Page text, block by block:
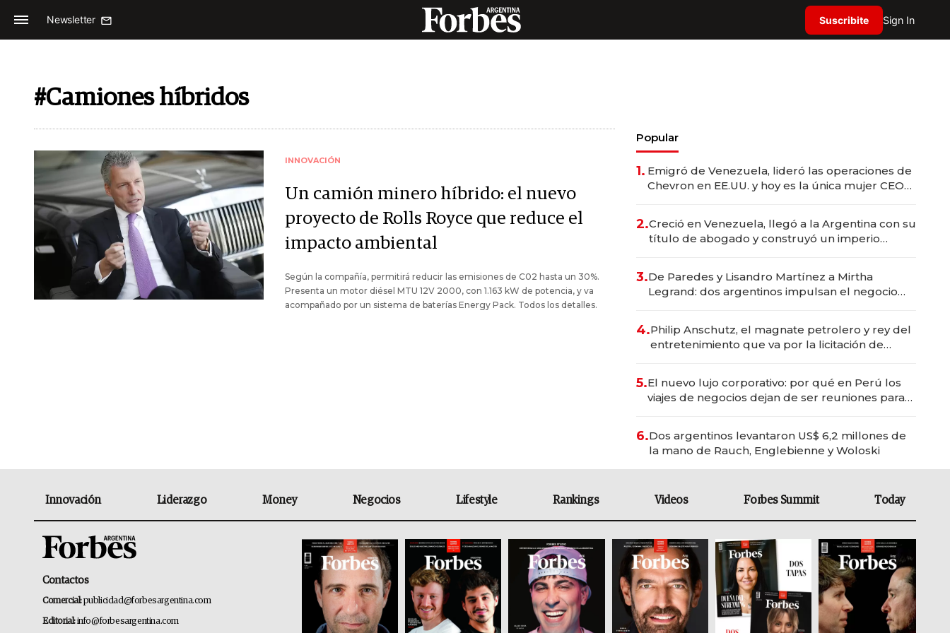
Newsletter Suscribite Sign In
#Camiones híbridos
INNOVACIÓN
Un camión minero híbrido: el nuevo
proyecto de Rolls Royce que reduce el
impacto ambiental
Según la compañía, permitirá reducir las emisiones de C02 hasta un 30%.
Presenta un motor diésel MTU 12V 2000, con 1.163 kW de potencia, y va
acompañado por un sistema de baterías Energy Pack. Todos los detalles.
Popular
1. Emigró de Venezuela, lideró las operaciones de
Chevron en EE.UU. y hoy es la única mujer CEO
2.Creció en Venezuela, llegó a la Argentina con su
título de abogado y construyó un imperio
3.De Paredes y Lisandro Martínez a Mirtha
Legrand: dos argentinos impulsan el negocio
4.Philip Anschutz, el magnate petrolero y rey del
entretenimiento que va por la licitación de
5.El nuevo lujo corporativo: por qué en Perú los
viajes de negocios dejan de ser reuniones para
6.Dos argentinos levantaron US$ 6,2 millones de
la mano de Rauch, Englebienne y Woloski
Innovación Liderazgo Money Negocios Lifestyle Rankings Videos Forbes Summit Today
Contactos
Comercial:publicidad@forbesargentina.com
Editorial:info@forbesargentina.com